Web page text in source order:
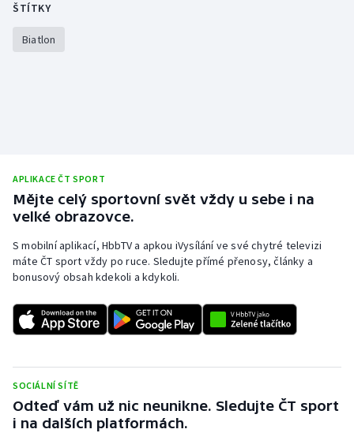
ŠTÍTKY
Biatlon
APLIKACE ČT SPORT
Mějte celý sportovní svět vždy u sebe i na
velké obrazovce.
S mobilní aplikací, HbbTV a apkou iVysílání ve své chytré televizi
máte ČT sport vždy po ruce. Sledujte přímé přenosy, články a
bonusový obsah kdekoli a kdykoli.
SOCIÁLNÍ SÍTĚ
Odteď vám už nic neunikne. Sledujte ČT sport
i na dalších platformách.